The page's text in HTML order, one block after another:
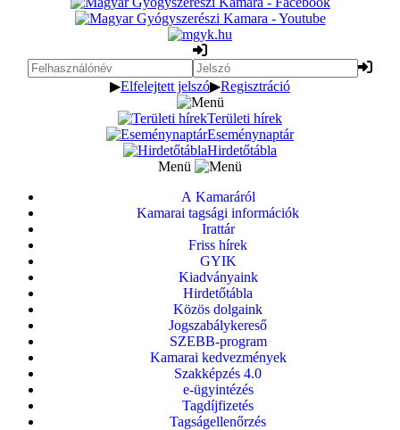
▶Elfelejtett jelszó▶Regisztráció
Területi hírek
Eseménynaptár
Hirdetőtábla
Menü
A Kamaráról
Kamarai tagsági információk
Irattár
Friss hírek
GYIK
Kiadványaink
Hirdetőtábla
Közös dolgaink
Jogszabálykereső
SZEBB-program
Kamarai kedvezmények
Szakképzés 4.0
e-ügyintézés
Tagdíjfizetés
Tagságellenőrzés